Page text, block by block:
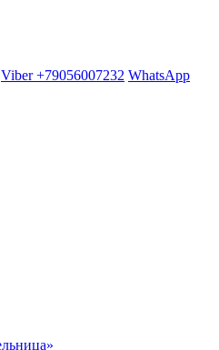
Viber+79056007232 WhatsApp